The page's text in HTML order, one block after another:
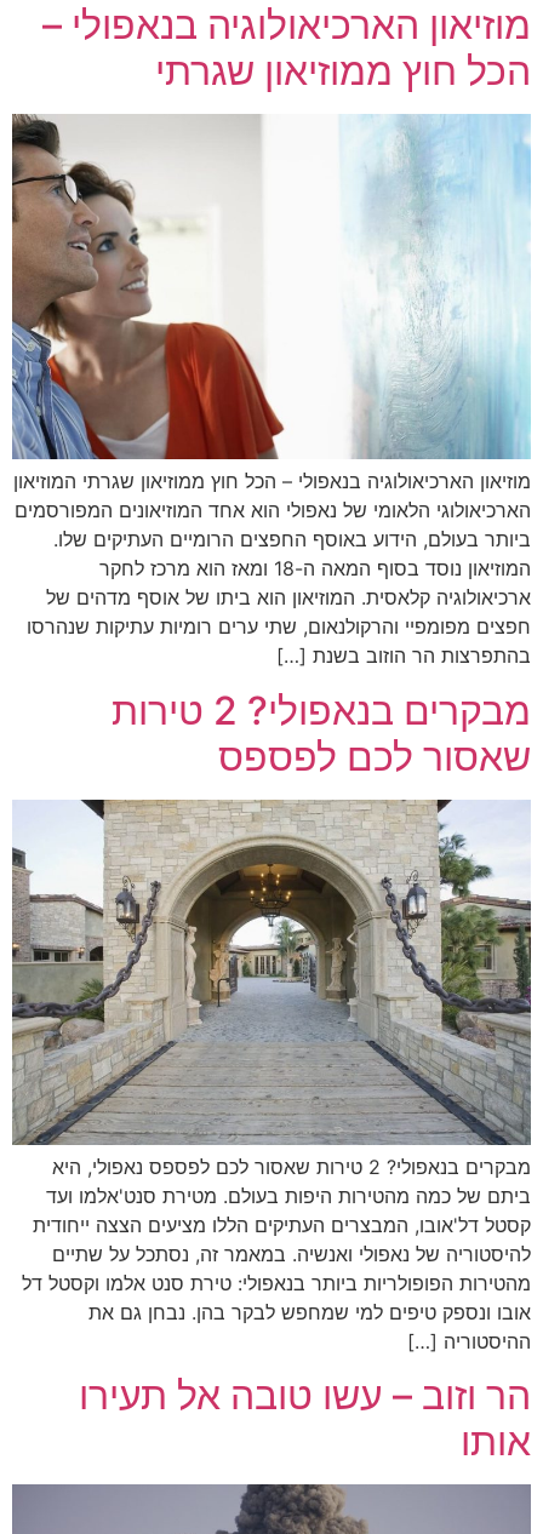
מוזיאון הארכיאולוגיה בנאפולי –
הכל חוץ ממוזיאון שגרתי
מוזיאון הארכיאולוגיה בנאפולי – הכל חוץ ממוזיאון שגרתי המוזיאון
הארכיאולוגי הלאומי של נאפולי הוא אחד המוזיאונים המפורסמים
ביותר בעולם, הידוע באוסף החפצים הרומיים העתיקים שלו.
המוזיאון נוסד בסוף המאה ה-18 ומאז הוא מרכז לחקר
ארכיאולוגיה קלאסית. המוזיאון הוא ביתו של אוסף מדהים של
חפצים מפומפיי והרקולנאום, שתי ערים רומיות עתיקות שנהרסו
בהתפרצות הר הוזוב בשנת […]
מבקרים בנאפולי? 2 טירות
שאסור לכם לפספס
מבקרים בנאפולי? 2 טירות שאסור לכם לפספס נאפולי, היא
ביתם של כמה מהטירות היפות בעולם. מטירת סנט'אלמו ועד
קסטל דל'אובו, המבצרים העתיקים הללו מציעים הצצה ייחודית
להיסטוריה של נאפולי ואנשיה. במאמר זה, נסתכל על שתיים
מהטירות הפופולריות ביותר בנאפולי: טירת סנט אלמו וקסטל דל
אובו ונספק טיפים למי שמחפש לבקר בהן. נבחן גם את
ההיסטוריה […]
הר וזוב – עשו טובה אל תעירו
אותו